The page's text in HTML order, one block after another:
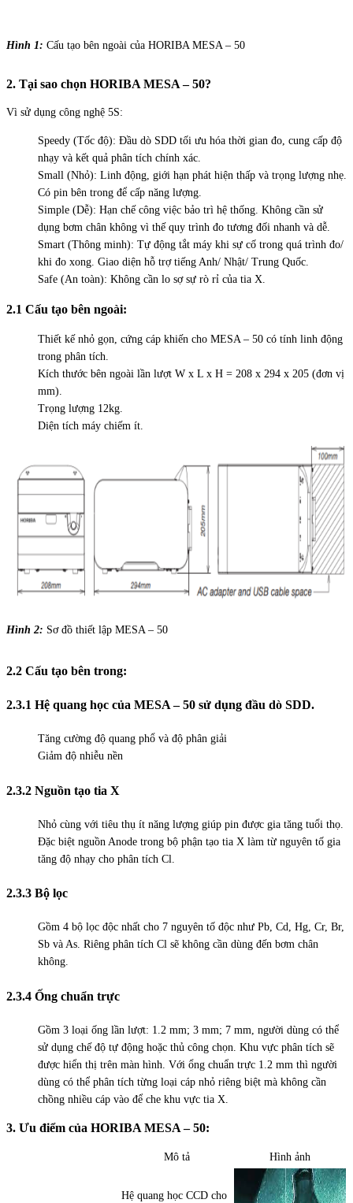
Hình 1: Cấu tạo bên ngoài của HORIBA MESA – 50
2. Tại sao chọn HORIBA MESA – 50?
Vì sử dụng công nghệ 5S:
Speedy (Tốc độ): Đầu dò SDD tối ưu hóa thời gian đo, cung cấp độ
nhạy và kết quả phân tích chính xác.
Small (Nhỏ): Linh động, giới hạn phát hiện thấp và trọng lượng nhẹ.
Có pin bên trong để cấp năng lượng.
Simple (Dễ): Hạn chế công việc bảo trì hệ thống. Không cần sử
dụng bơm chân không vì thế quy trình đo tương đối nhanh và dễ.
Smart (Thông minh): Tự động tắt máy khi sự cố trong quá trình đo/
khi đo xong. Giao diện hỗ trợ tiếng Anh/ Nhật/ Trung Quốc.
Safe (An toàn): Không cần lo sợ sự rò rỉ của tia X.
2.1 Cấu tạo bên ngoài:
Thiết kế nhỏ gọn, cứng cáp khiến cho MESA – 50 có tính linh động
trong phân tích.
Kích thước bên ngoài lần lượt W x L x H = 208 x 294 x 205 (đơn vị
mm).
Trọng lượng 12kg.
Diện tích máy chiếm ít.
Hình 2: Sơ đồ thiết lập MESA – 50
2.2 Cấu tạo bên trong:
2.3.1 Hệ quang học của MESA – 50 sử dụng đầu dò SDD.
Tăng cường độ quang phổ và độ phân giải
Giảm độ nhiễu nền
2.3.2 Nguồn tạo tia X
Nhỏ cùng với tiêu thụ ít năng lượng giúp pin được gia tăng tuổi thọ.
Đặc biệt nguồn Anode trong bộ phận tạo tia X làm từ nguyên tố gia
tăng độ nhạy cho phân tích Cl.
2.3.3 Bộ lọc
Gồm 4 bộ lọc độc nhất cho 7 nguyên tố độc như Pb, Cd, Hg, Cr, Br,
Sb và As. Riêng phân tích Cl sẽ không cần dùng đến bơm chân
không.
2.3.4 Ống chuẩn trực
Gồm 3 loại ống lần lượt: 1.2 mm; 3 mm; 7 mm, người dùng có thể
sử dụng chế độ tự động hoặc thủ công chọn. Khu vực phân tích sẽ
được hiển thị trên màn hình. Với ổng chuẩn trực 1.2 mm thì người
dùng có thể phân tích từng loại cáp nhỏ riêng biệt mà không cần
chồng nhiều cáp vào để che khu vực tia X.
3. Ưu điểm của HORIBA MESA – 50:
Mô tả Hình ảnh
Hệ quang học CCD cho